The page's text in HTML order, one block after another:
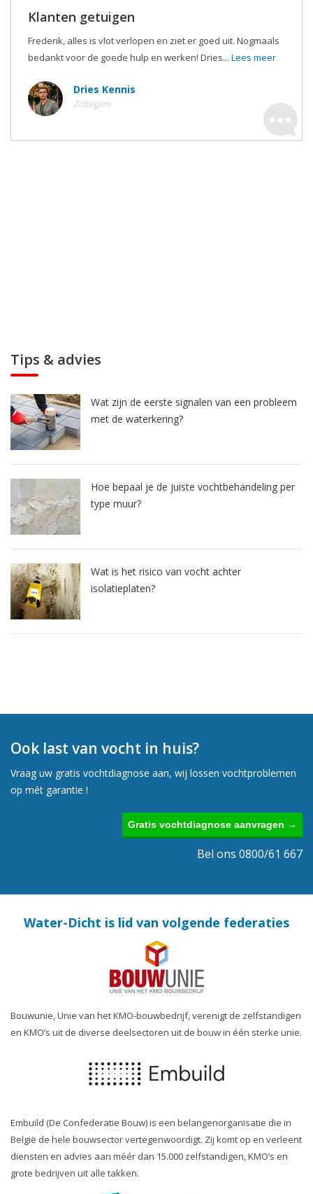
Klanten getuigen
Frederik, alles is vlot verlopen en ziet er goed uit. Nogmaals
bedankt voor de goede hulp en werken! Dries... Lees meer
Dries Kennis
Zottegem
Tips & advies
Wat zijn de eerste signalen van een probleem
met de waterkering?
Hoe bepaal je de juiste vochtbehandeling per
type muur?
Wat is het risico van vocht achter
isolatieplaten?
Ook last van vocht in huis?
Vraag uw gratis vochtdiagnose aan, wij lossen vochtproblemen
op mét garantie !
Gratis vochtdiagnose aanvragen →
Bel ons 0800/61 667
Water-Dicht is lid van volgende federaties
Bouwunie, Unie van het KMO-bouwbedrijf, verenigt de zelfstandigen
en KMO’s uit de diverse deelsectoren uit de bouw in één sterke unie.
Embuild (De Confederatie Bouw) is een belangenorganisatie die in
België de hele bouwsector vertegenwoordigt. Zij komt op en verleent
diensten en advies aan méér dan 15.000 zelfstandigen, KMO’s en
grote bedrijven uit alle takken.